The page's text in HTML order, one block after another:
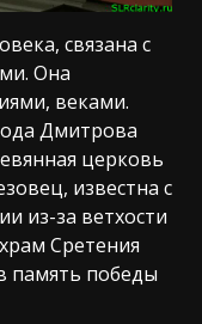
связана с
Она
веками.
Дмитрова
церковь
известна с
из-за ветхости
Сретения
память победы